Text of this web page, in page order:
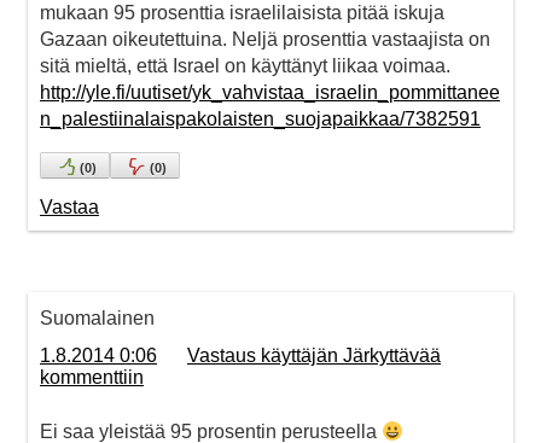
mukaan 95 prosenttia israelilaisista pitää iskuja
Gazaan oikeutettuina. Neljä prosenttia vastaajista on
sitä mieltä, että Israel on käyttänyt liikaa voimaa.
http://yle.fi/uutiset/yk_vahvistaa_israelin_pommittanee
n_palestiinalaispakolaisten_suojapaikkaa/7382591
(0) (0)
Vastaa
Suomalainen
1.8.2014 0:06
Vastaus käyttäjän Järkyttävää
kommenttiin
Ei saa yleistää 95 prosentin perusteella